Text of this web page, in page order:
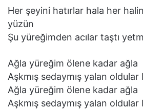
Her şeyini hatırlar hala her
yüzün
Şu yüreğimden acılar taştı
Ağla yüreğim ölene kadar ağla
Aşkmış sedaymış yalan oldular
Ağla yüreğim ölene kadar ağla
Aşkmış sedaymış yalan oldular